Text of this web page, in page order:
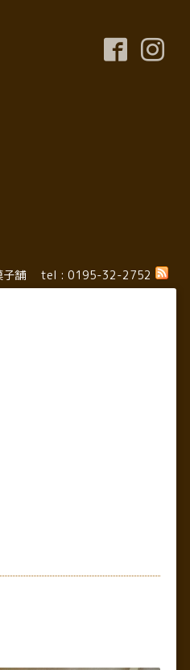
子舗
tel : 0195-32-2752